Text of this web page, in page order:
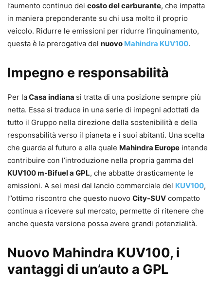
l’aumento continuo dei costo del carburante, che impatta
in maniera preponderante su chi usa molto il proprio
veicolo. Ridurre le emissioni per ridurre l’inquinamento,
questa è la prerogativa del nuovo Mahindra KUV100.
Impegno e responsabilità
Per laCasa indiana si tratta di una posizione sempre più
netta. Essa si traduce in una serie di impegni adottati da
tutto il Gruppo nella direzione della sostenibilità e della
responsabilità verso il pianeta e i suoi abitanti. Una scelta
che guarda al futuro e alla quale Mahindra Europe intende
contribuire con l’introduzione nella propria gamma del
KUV100 m-Bifuel a GPL, che abbatte drasticamente le
emissioni. A sei mesi dal lancio commerciale del KUV100,
l’’ottimo riscontro che questo nuovo City-SUV compatto
continua a ricevere sul mercato, permette di ritenere che
anche questa versione possa avere grandi potenzialità.
Nuovo Mahindra KUV100, i
vantaggi di un’auto a GPL